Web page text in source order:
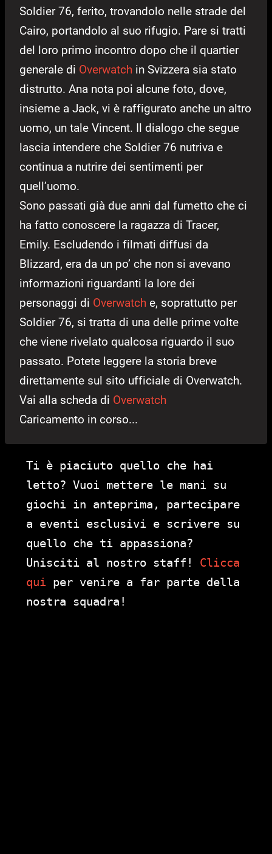
Soldier 76, ferito, trovandolo nelle strade del
Cairo, portandolo al suo rifugio. Pare si tratti
del loro primo incontro dopo che il quartier
generale di Overwatch in Svizzera sia stato
distrutto. Ana nota poi alcune foto, dove,
insieme a Jack, vi è raffigurato anche un altro
uomo, un tale Vincent. Il dialogo che segue
lascia intendere che Soldier 76 nutriva e
continua a nutrire dei sentimenti per
quell’uomo.
Sono passati già due anni dal fumetto che ci
ha fatto conoscere la ragazza di Tracer,
Emily. Escludendo i filmati diffusi da
Blizzard, era da un po’ che non si avevano
informazioni riguardanti la lore dei
personaggi di Overwatch e, soprattutto per
Soldier 76, si tratta di una delle prime volte
che viene rivelato qualcosa riguardo il suo
passato. Potete leggere la storia breve
direttamente sul sito ufficiale di Overwatch.
Vai alla scheda di Overwatch
Caricamento in corso...
Ti è piaciuto quello che hai
letto? Vuoi mettere le mani su
giochi in anteprima, partecipare
a eventi esclusivi e scrivere su
quello che ti appassiona?
Unisciti al nostro staff! Clicca
qui per venire a far parte della
nostra squadra!